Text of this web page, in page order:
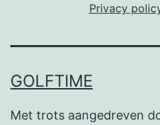
Privacy
GOLFTIME
Met trots aangedreven